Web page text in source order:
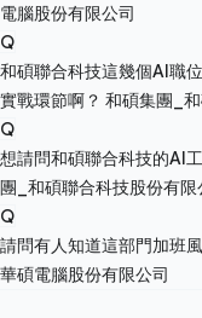
電腦股份有限公司
Q
和碩聯合科技這幾個AI職
實戰環節啊？ 和碩集團_
Q
想請問和碩聯合科技的AI
團_和碩聯合科技股份有限
Q
請問有人知道這部門加班
華碩電腦股份有限公司